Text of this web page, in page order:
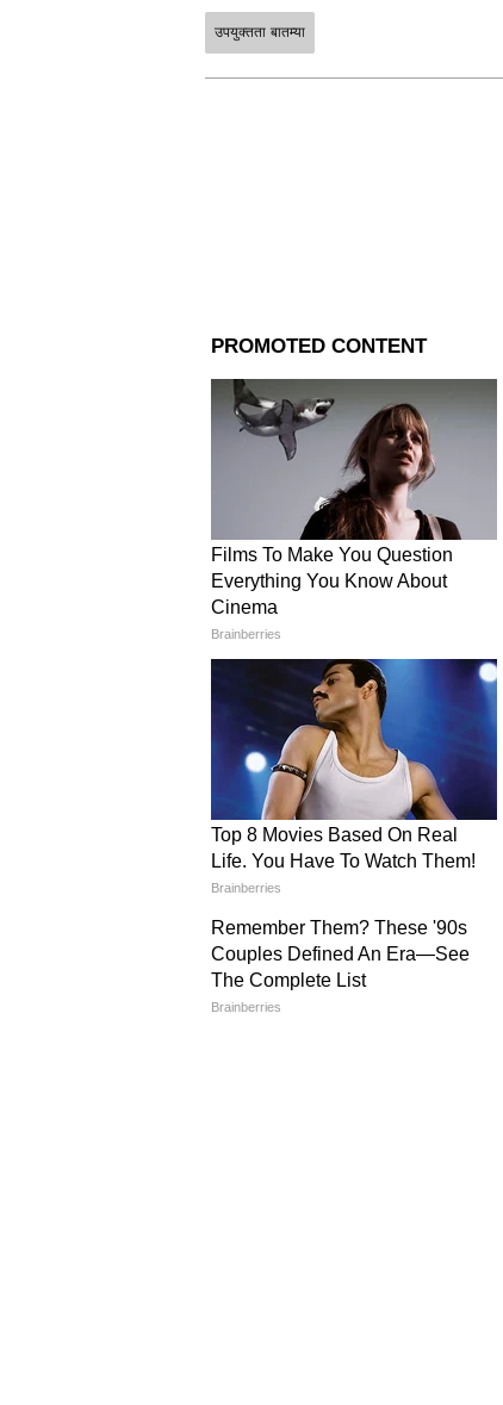
बदलण्याचा निर्णय घेतला.
Related Articles
Akshay Kumar
एकेकाळी वेटर
आहे २५९१ कोटींची
'वेलकम टू द जंगल'मध्ये मोठी
'वेलकम टू द जंगल' या चित्रपटाचं
होणाऱ्या या चित्रपटात अक्षय
जॅकलीन फर्नांडिस, अर्शद वारसी,
कपूर असे अनेक कलाकार दिसणार
'धमाल 4' मध्ये जुने चेहरे
वारसी, संजय मिश्रा आणि जावेद
ईशा गुप्ता, अंजली आनंद, उपेंद्र
ABOUT THE AUTHOR
उपयुक्तता बातम्या